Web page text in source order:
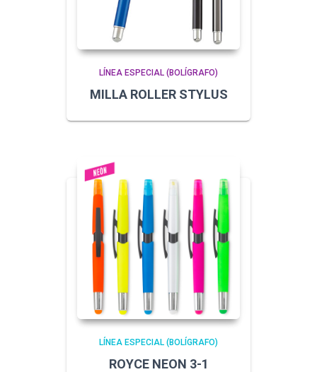
LÍNEA ESPECIAL (BOLÍGRAFO)
MILLA ROLLER STYLUS
LÍNEA ESPECIAL (BOLÍGRAFO)
ROYCE NEON 3-1